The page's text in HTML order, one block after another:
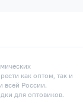
как оптом, так и
всей России.
для оптовиков.